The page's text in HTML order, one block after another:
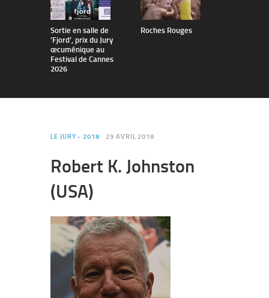
Sortie en salle de
’Fjord’, prix du Jury
œcuménique au
Festival de Cannes
2026
Roches Rouges
LE JURY - 2018 29 AVRIL 2018
Robert K. Johnston
(USA)